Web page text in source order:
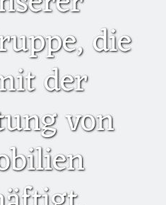
die
der
von